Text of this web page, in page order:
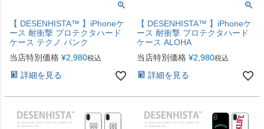
【 DESENHISTA™ 】iPhoneケ
ース 耐衝撃 プロテクタハード
ケース テクノ パンク
当店特別価格 ¥2,980税込
詳細を見る
【 DESENHISTA™ 】iPhoneケ
ース 耐衝撃 プロテクタハード
ケース ALOHA
当店特別価格 ¥2,980税込
詳細を見る